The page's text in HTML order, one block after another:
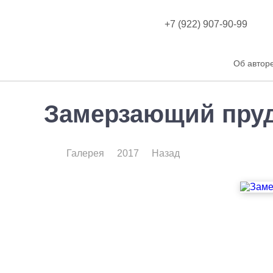
+7 (922) 907-90-99
Об
Замерзающий
Галерея 2017 Назад